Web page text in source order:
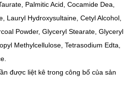
Palmitic Acid, Cocamide Dea,
Lauryl Hydroxysultaine, Cetyl Alcohol,
Powder, Glyceryl Stearate, Glyceryl
Methylcellulose, Tetrasodium Edta,
được liệt kê trong công bố của sản